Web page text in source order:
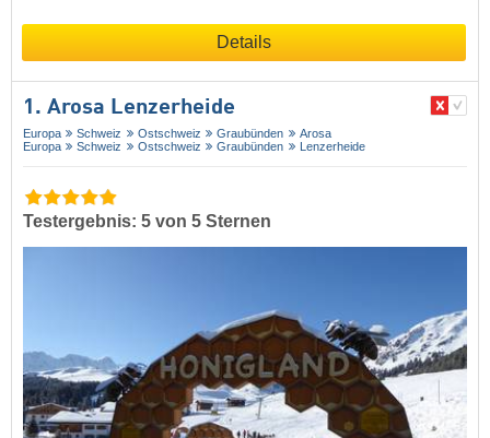
Details
1. Arosa Lenzerheide
Europa Schweiz Ostschweiz Graubünden
Arosa
Europa
Schweiz Ostschweiz Graubünden Lenzerheide
Testergebnis: 5 von 5 Sternen